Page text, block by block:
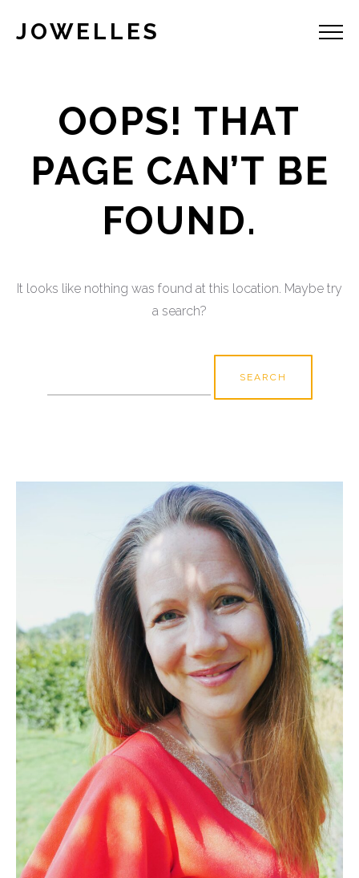
JOWELLES
OOPS! THAT
PAGE CAN’T BE
FOUND.
It looks like nothing was found at this location. Maybe try
a search?